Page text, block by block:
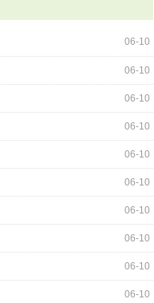
06-10
06-10
06-10
06-10
06-10
06-10
06-10
06-10
06-10
06-10